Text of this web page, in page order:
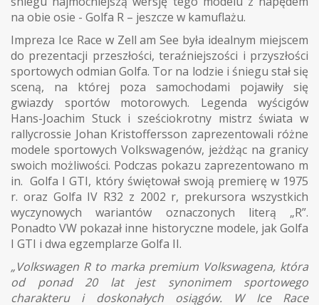
na obie osie - Golfa R – jeszcze w kamuflażu.
Impreza Ice Race w Zell am See była idealnym miejscem
do prezentacji przeszłości, teraźniejszości i przyszłości
sportowych odmian Golfa. Tor na lodzie i śniegu stał się
sceną, na której poza samochodami pojawiły się
gwiazdy sportów motorowych. Legenda wyścigów
Hans-Joachim Stuck i sześciokrotny mistrz świata w
rallycrossie Johan Kristoffersson zaprezentowali różne
modele sportowych Volkswagenów, jeżdżąc na granicy
swoich możliwości. Podczas pokazu zaprezentowano m
in. Golfa I GTI, który świętował swoją premierę w 1975
r. oraz Golfa IV R32 z 2002 r, prekursora wszystkich
wyczynowych wariantów oznaczonych literą „R”.
Ponadto VW pokazał inne historyczne modele, jak Golfa
I GTI i dwa egzemplarze Golfa II.
„Volkswagen R to marka premium Volkswagena, która
od ponad 20 lat jest synonimem sportowego
charakteru i doskonałych osiągów. W Ice Race